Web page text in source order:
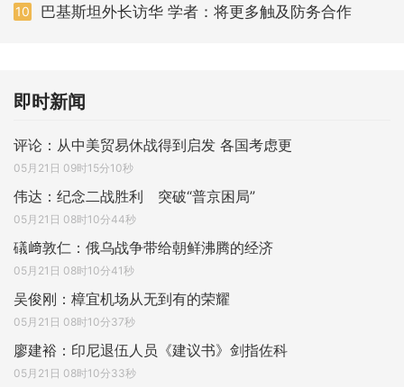
10 巴基斯坦外长访华 学者：将更多触及防务合作
即时新闻
评论：从中美贸易休战得到启发 各国考虑更
05月21日 09时15分10秒
伟达：纪念二战胜利 突破“普京困局”
05月21日 08时10分44秒
礒﨑敦仁：俄乌战争带给朝鲜沸腾的经济
05月21日 08时10分41秒
吴俊刚：樟宜机场从无到有的荣耀
05月21日 08时10分37秒
廖建裕：印尼退伍人员《建议书》剑指佐科
05月21日 08时10分33秒